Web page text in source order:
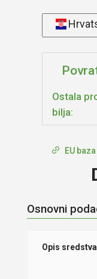
Ostala
bilja:
EU
Osnovni
Opis sredstva